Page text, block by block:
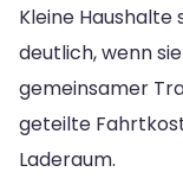
Kleine
deutlich, wenn
gemeinsamer
geteilte
Laderaum.